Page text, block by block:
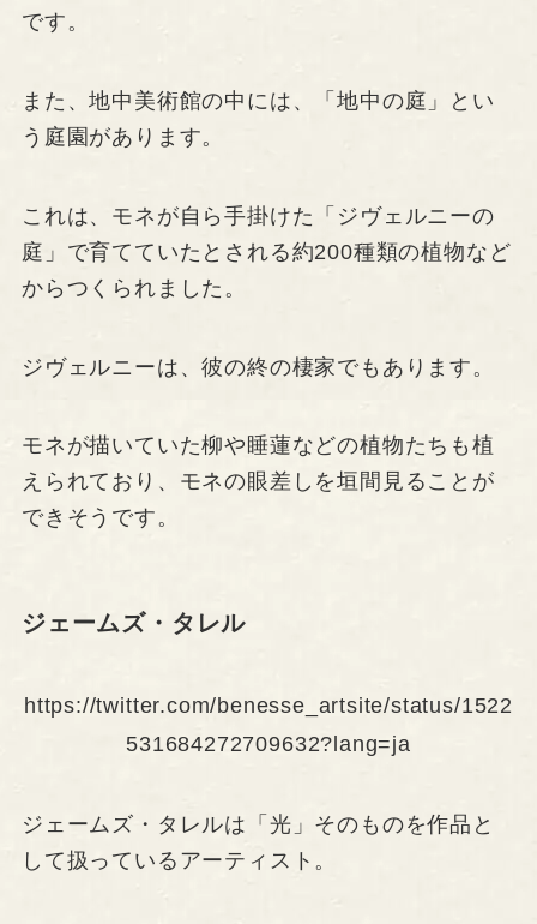
です。
また、地中美術館の中には、「地中の庭」とい
う庭園があります。
これは、モネが自ら手掛けた「ジヴェルニーの
庭」で育てていたとされる約200種類の植物など
からつくられました。
ジヴェルニーは、彼の終の棲家でもあります。
モネが描いていた柳や睡蓮などの植物たちも植
えられており、モネの眼差しを垣間見ることが
できそうです。
ジェームズ・タレル
https://twitter.com/benesse_artsite/status/1522
531684272709632?lang=ja
ジェームズ・タレルは「光」そのものを作品と
して扱っているアーティスト。